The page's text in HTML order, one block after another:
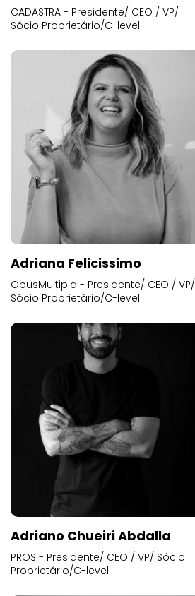
CADASTRA - Presidente/ CEO / VP/
Sócio Proprietário/C-level
Adriana Felicissimo
OpusMultipla - Presidente/ CEO / VP/
Sócio Proprietário/C-level
Adriano Chueiri Abdalla
PROS - Presidente/ CEO / VP/ Sócio
Proprietário/C-level